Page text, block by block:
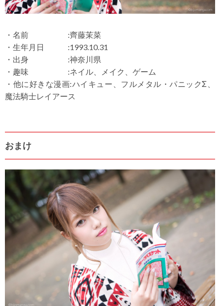
・名前 :齊藤茉菜
・生年月日 :1993.10.31
・出身 :神奈川県
・趣味 :ネイル、メイク、ゲーム
・他に好きな漫画:ハイキュー、フルメタル・パニックΣ、
魔法騎士レイアース
おまけ